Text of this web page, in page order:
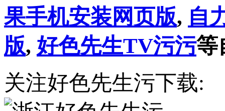
果手机安装网页版, 自
版, 好色先生TV污污等
关注好色先生污下载: